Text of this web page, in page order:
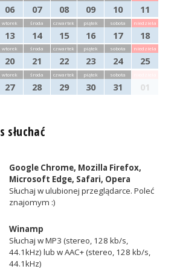
06 07 08 09 10 11
wtorek
13
środa
14
czwartek
15
piątek
16
sobota
17
niedziela
18
wtorek
20
środa
21
czwartek
22
piątek
23
sobota
24
niedziela
25
wtorek
27
środa
28
czwartek
29
piątek
30
sobota
31 01
słuchać
Google Chrome, Mozilla Firefox,
Microsoft Edge, Safari, Opera
Słuchaj w ulubionej przeglądarce. Poleć
znajomym :)
Winamp
Słuchaj w MP3 (stereo, 128 kb/s,
44.1kHz) lub w AAC+ (stereo, 128 kb/s,
44.1kHz)